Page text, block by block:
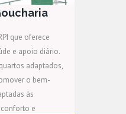
que oferece
e apoio diário.
adaptados,
o bem-
às
e